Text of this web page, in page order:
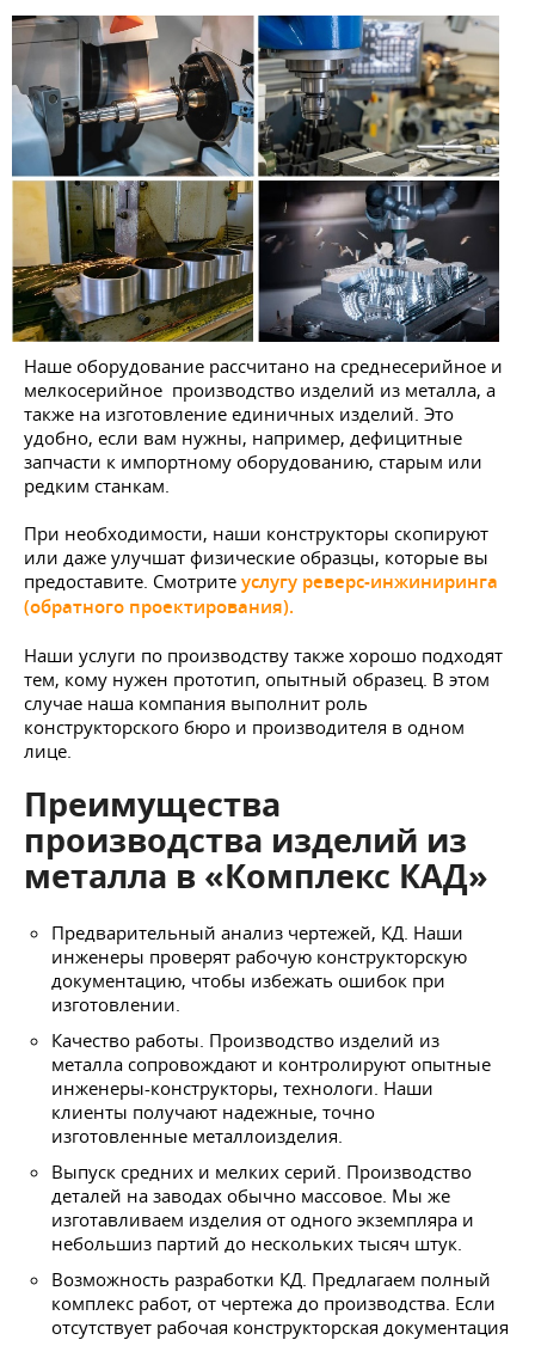
Наше оборудование рассчитано на среднесерийное и
мелкосерийное производство изделий из металла, а
также на изготовление единичных изделий. Это
удобно, если вам нужны, например, дефицитные
запчасти к импортному оборудованию, старым или
редким станкам.
При необходимости, наши конструкторы скопируют
или даже улучшат физические образцы, которые вы
предоставите. Смотрите услугу реверс-инжиниринга
(обратного проектирования).
Наши услуги по производству также хорошо подходят
тем, кому нужен прототип, опытный образец. В этом
случае наша компания выполнит роль
конструкторского бюро и производителя в одном
лице.
Преимущества
производства изделий из
металла в «Комплекс КАД»
Предварительный анализ чертежей, КД. Наши
инженеры проверят рабочую конструкторскую
документацию, чтобы избежать ошибок при
изготовлении.
Качество работы. Производство изделий из
металла сопровождают и контролируют опытные
инженеры-конструкторы, технологи. Наши
клиенты получают надежные, точно
изготовленные металлоизделия.
Выпуск средних и мелких серий. Производство
деталей на заводах обычно массовое. Мы же
изготавливаем изделия от одного экземпляра и
небольшиз партий до нескольких тысяч штук.
Возможность разработки КД. Предлагаем полный
комплекс работ, от чертежа до производства. Если
отсутствует рабочая конструкторская документация